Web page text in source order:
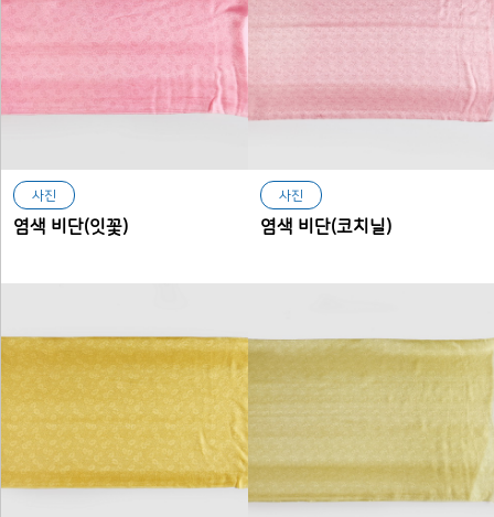
사진
염색 비단(잇꽃)
사진
염색 비단(코치닐)